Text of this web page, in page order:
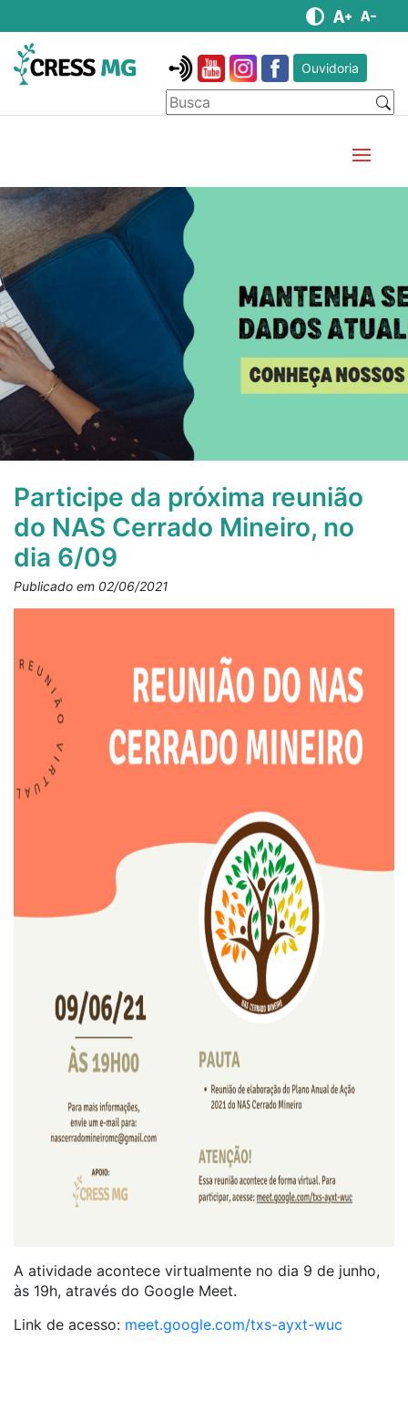
Ouvidoria
Participe da próxima reunião
do NAS Cerrado Mineiro, no
dia 6/09
Publicado em 02/06/2021
A atividade acontece virtualmente no dia 9 de junho,
às 19h, através do Google Meet.
Link de acesso: meet.google.com/txs-ayxt-wuc